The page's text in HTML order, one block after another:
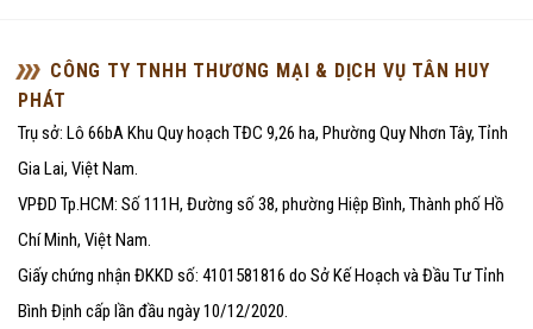
CÔNG TY TNHH THƯƠNG MẠI & DỊCH VỤ TÂN HUY
PHÁT
Trụ sở: Lô 66bA Khu Quy hoạch TĐC 9,26 ha, Phường Quy Nhơn Tây, Tỉnh
Gia Lai, Việt Nam.
VPĐD Tp.HCM: Số 111H, Đường số 38, phường Hiệp Bình, Thành phố Hồ
Chí Minh, Việt Nam.
Giấy chứng nhận ĐKKD số: 4101581816 do Sở Kế Hoạch và Đầu Tư Tỉnh
Bình Định cấp lần đầu ngày 10/12/2020.